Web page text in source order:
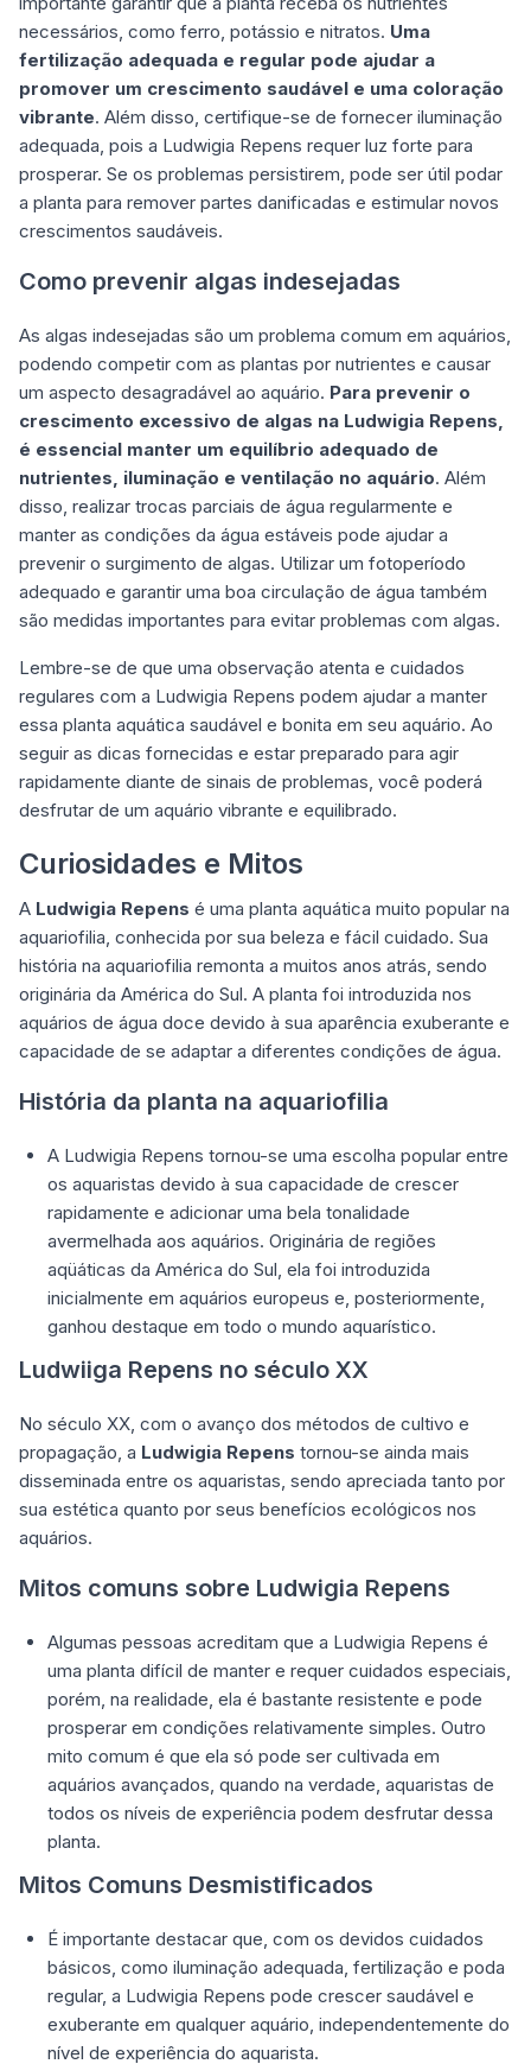
necessários, como ferro, potássio e nitratos. Uma
fertilização adequada e regular pode ajudar a
promover um crescimento saudável e uma coloração
vibrante. Além disso, certifique-se de fornecer iluminação
adequada, pois a Ludwigia Repens requer luz forte para
prosperar. Se os problemas persistirem, pode ser útil podar
a planta para remover partes danificadas e estimular novos
crescimentos saudáveis.
Como prevenir algas indesejadas
As algas indesejadas são um problema comum em aquários,
podendo competir com as plantas por nutrientes e causar
um aspecto desagradável ao aquário. Para prevenir o
crescimento excessivo de algas na Ludwigia Repens,
é essencial manter um equilíbrio adequado de
nutrientes, iluminação e ventilação no aquário. Além
disso, realizar trocas parciais de água regularmente e
manter as condições da água estáveis pode ajudar a
prevenir o surgimento de algas. Utilizar um fotoperíodo
adequado e garantir uma boa circulação de água também
são medidas importantes para evitar problemas com algas.
Lembre-se de que uma observação atenta e cuidados
regulares com a Ludwigia Repens podem ajudar a manter
essa planta aquática saudável e bonita em seu aquário. Ao
seguir as dicas fornecidas e estar preparado para agir
rapidamente diante de sinais de problemas, você poderá
desfrutar de um aquário vibrante e equilibrado.
Curiosidades e Mitos
A Ludwigia Repens é uma planta aquática muito popular na
aquariofilia, conhecida por sua beleza e fácil cuidado. Sua
história na aquariofilia remonta a muitos anos atrás, sendo
originária da América do Sul. A planta foi introduzida nos
aquários de água doce devido à sua aparência exuberante e
capacidade de se adaptar a diferentes condições de água.
História da planta na aquariofilia
A Ludwigia Repens tornou-se uma escolha popular entre
os aquaristas devido à sua capacidade de crescer
rapidamente e adicionar uma bela tonalidade
avermelhada aos aquários. Originária de regiões
aqüáticas da América do Sul, ela foi introduzida
inicialmente em aquários europeus e, posteriormente,
ganhou destaque em todo o mundo aquarístico.
Ludwiiga Repens no século XX
No século XX, com o avanço dos métodos de cultivo e
propagação, a Ludwigia Repens tornou-se ainda mais
disseminada entre os aquaristas, sendo apreciada tanto por
sua estética quanto por seus benefícios ecológicos nos
aquários.
Mitos comuns sobre Ludwigia Repens
Algumas pessoas acreditam que a Ludwigia Repens é
uma planta difícil de manter e requer cuidados especiais,
porém, na realidade, ela é bastante resistente e pode
prosperar em condições relativamente simples. Outro
mito comum é que ela só pode ser cultivada em
aquários avançados, quando na verdade, aquaristas de
todos os níveis de experiência podem desfrutar dessa
planta.
Mitos Comuns Desmistificados
É importante destacar que, com os devidos cuidados
básicos, como iluminação adequada, fertilização e poda
regular, a Ludwigia Repens pode crescer saudável e
exuberante em qualquer aquário, independentemente do
nível de experiência do aquarista.